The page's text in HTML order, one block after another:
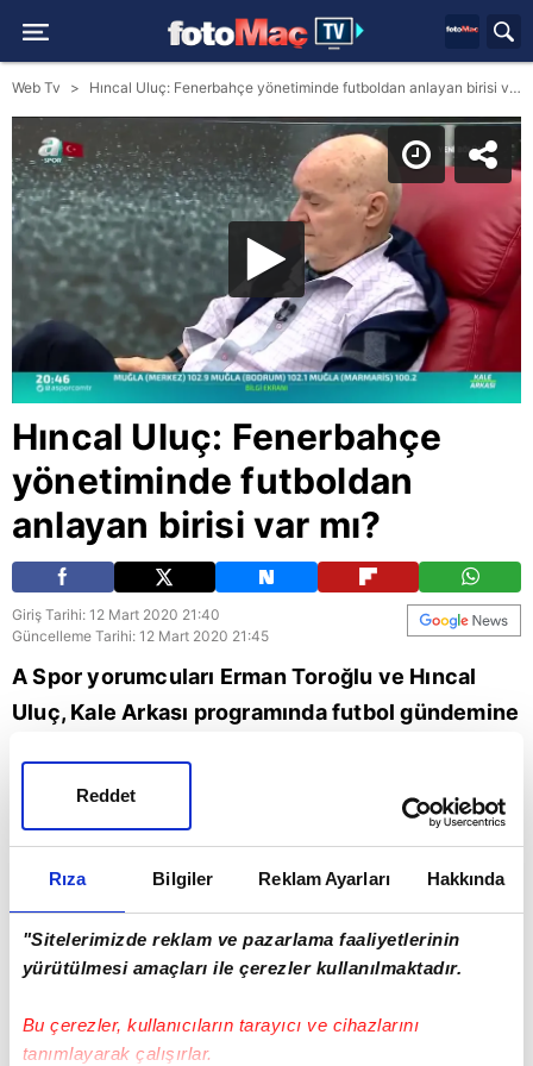
Rıza Bilgiler Reklam Ayarları Hakkında
"Sitelerimizde reklam ve pazarlama faaliyetlerinin
yürütülmesi amaçları ile çerezler kullanılmaktadır.
Bu çerezler, kullanıcıların tarayıcı ve cihazlarını
tanımlayarak çalışırlar.
Reddet
Web Tv Hıncal Uluç: Fenerbahçe yönetiminde futboldan anlayan birisi var mı?
Hıncal Uluç: Fenerbahçe
yönetiminde futboldan
anlayan birisi var mı?
Giriş Tarihi: 12 Mart 2020 21:40
Güncelleme Tarihi: 12 Mart 2020 21:45
A Spor yorumcuları Erman Toroğlu ve Hıncal
Uluç, Kale Arkası programında futbol gündemine
yönetimini eleştiren Uluç, "Fenerbahçe
yönetiminde futboldan anlayan birisi var mı?"
dedi.
Fenerbahçe Spor